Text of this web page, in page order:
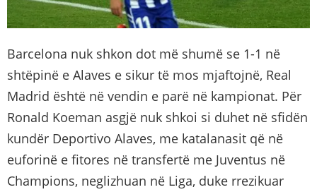
Barcelona nuk shkon dot më shumë se 1-1 në
shtëpinë e Alaves e sikur të mos mjaftojnë, Real
Madrid është në vendin e parë në kampionat. Për
Ronald Koeman asgjë nuk shkoi si duhet në sfidën
kundër Deportivo Alaves, me katalanasit që në
euforinë e fitores në transfertë me Juventus në
Champions, neglizhuan në Liga, duke rrezikuar